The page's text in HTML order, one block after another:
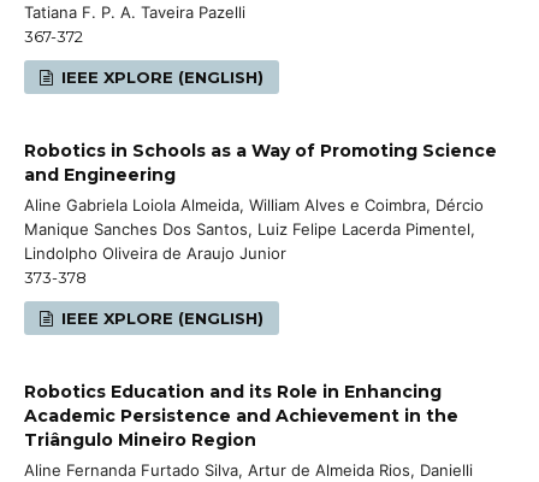
Tatiana F. P. A. Taveira Pazelli
367-372
IEEE XPLORE (ENGLISH)
Robotics in Schools as a Way of Promoting Science
and Engineering
Aline Gabriela Loiola Almeida, William Alves e Coimbra, Dércio
Manique Sanches Dos Santos, Luiz Felipe Lacerda Pimentel,
Lindolpho Oliveira de Araujo Junior
373-378
IEEE XPLORE (ENGLISH)
Robotics Education and its Role in Enhancing
Academic Persistence and Achievement in the
Triângulo Mineiro Region
Aline Fernanda Furtado Silva, Artur de Almeida Rios, Danielli